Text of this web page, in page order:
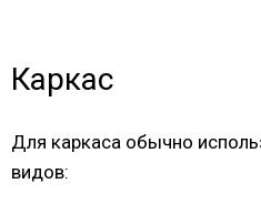
Каркас
Для каркаса обычно
видов: